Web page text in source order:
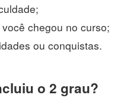
chegou no curso;
ou conquistas.
o 2 grau?